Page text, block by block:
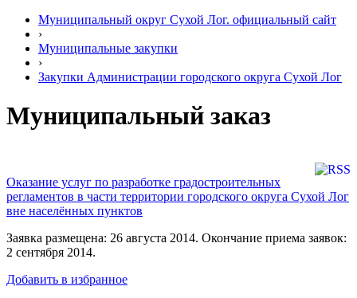
Муниципальный округ Сухой Лог. официальный сайт
›
Муниципальные закупки
›
Закупки Администрации городского округа Сухой Лог
Муниципальный заказ
Оказание услуг по разработке градостроительных
регламентов в части территории городского округа Сухой Лог
вне населённых пунктов
Заявка размещена: 26 августа 2014. Окончание приема заявок:
2 сентября 2014.
Добавить в избранное